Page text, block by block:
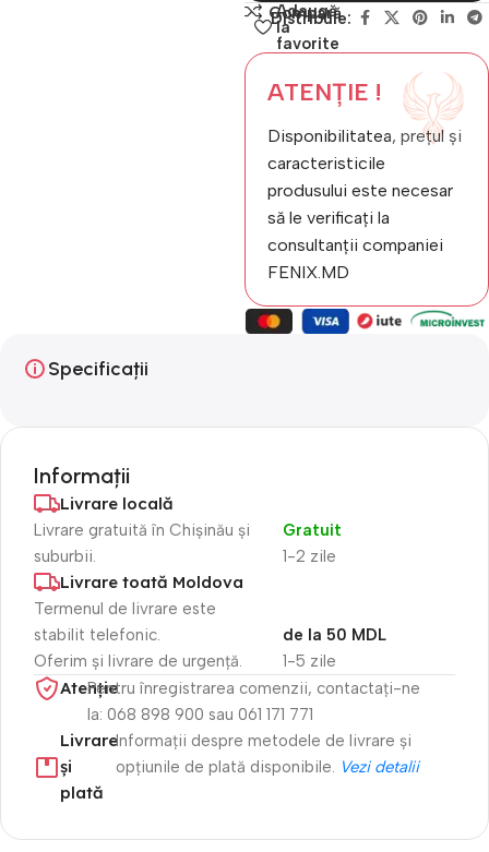
Compară
Adaugă
la
favorite
Distribuie:
ATENȚIE !
Disponibilitatea, prețul și
caracteristicile
produsului este necesar
să le verificați la
consultanții companiei
FENIX.MD
Specificații
Informații
Livrare locală
Livrare gratuită în Chișinău și
suburbii.
1-2 zile
Gratuit
Livrare toată Moldova
Termenul de livrare este
stabilit telefonic.
Oferim și livrare de urgență.
1-5 zile
de la 50 MDL
Atenție​Pentru înregistrarea comenzii, contactați-ne
la: 068 898 900 sau 061 171 771
Livrare
și
plată
Informații despre metodele de livrare și
opțiunile de plată disponibile. Vezi detalii